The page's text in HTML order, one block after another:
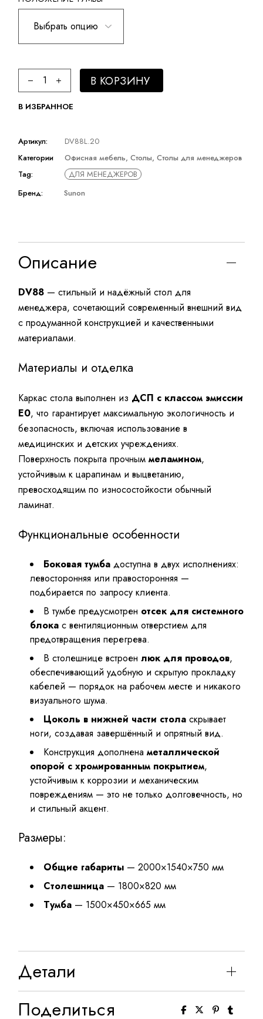
Стол для менеджера SUNON quantity
В КОРЗИНУ
В ИЗБРАННОЕ
Артикул:
DV88L.20
Категории
Офисная мебель,Столы,Столы для менеджеров
Tag:
ДЛЯ МЕНЕДЖЕРОВ
Бренд:
Sunon
Описание
DV88 — стильный и надёжный стол для
менеджера, сочетающий современный внешний вид
с продуманной конструкцией и качественными
материалами.
Материалы и отделка
Каркас стола выполнен из ДСП с классом эмиссии
E0, что гарантирует максимальную экологичность и
безопасность, включая использование в
медицинских и детских учреждениях.
Поверхность покрыта прочныммеламином,
устойчивым к царапинам и выцветанию,
превосходящим по износостойкости обычный
ламинат.
Функциональные особенности
Боковая тумба доступна в двух исполнениях:
левосторонняя или правосторонняя —
подбирается по запросу клиента.
В тумбе предусмотрен отсек для системного
блока с вентиляционным отверстием для
предотвращения перегрева.
В столешнице встроенлюк для проводов,
обеспечивающий удобную и скрытую прокладку
кабелей — порядок на рабочем месте и никакого
визуального шума.
Цоколь в нижней части стола скрывает
ноги, создавая завершённый и опрятный вид.
Конструкция дополненаметаллической
опорой с хромированным покрытием,
устойчивым к коррозии и механическим
повреждениям — это не только долговечность, но
и стильный акцент.
Размеры:
Общие габариты — 2000×1540×750 мм
Столешница — 1800×820 мм
Тумба — 1500×450×665 мм
Детали
Поделиться